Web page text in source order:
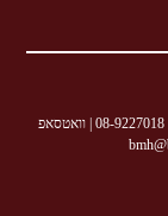
| צמח צדק 7/19 לוד, 7132124 | טל. (רב קווי): 08-9227018 | וואטסאפ